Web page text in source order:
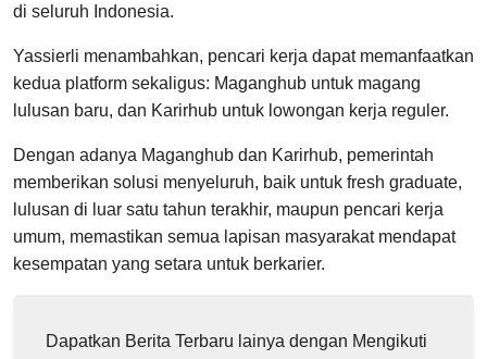
di seluruh Indonesia.
Yassierli menambahkan, pencari kerja dapat memanfaatkan
kedua platform sekaligus: Maganghub untuk magang
lulusan baru, dan Karirhub untuk lowongan kerja reguler.
Dengan adanya Maganghub dan Karirhub, pemerintah
memberikan solusi menyeluruh, baik untuk fresh graduate,
lulusan di luar satu tahun terakhir, maupun pencari kerja
umum, memastikan semua lapisan masyarakat mendapat
kesempatan yang setara untuk berkarier.
Dapatkan Berita Terbaru lainya dengan Mengikuti